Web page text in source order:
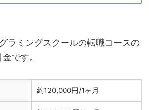
ラミングスクールの転職コースの
です。
約120,000円/1ヶ月